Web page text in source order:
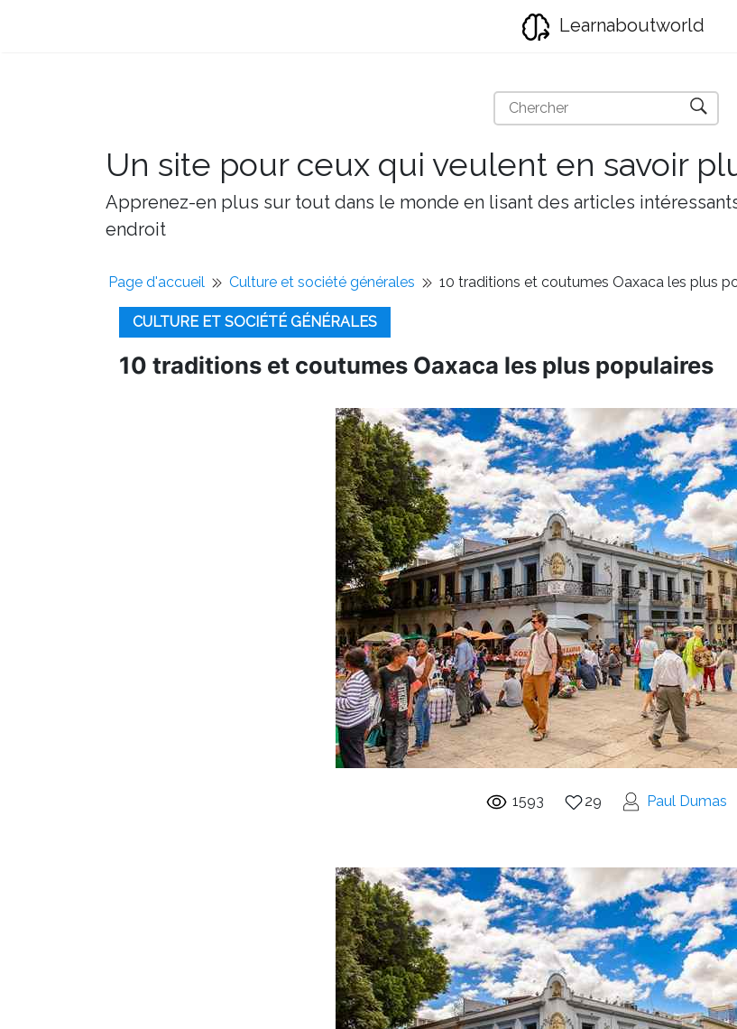
Learnaboutworld
Un site pour ceux qui veulent en savoir
Apprenez-en plus sur tout dans le monde en lisant des articles
endroit
Page d'accueil Culture et société générales 10 traditions et coutumes Oaxaca les plus
CULTURE ET SOCIÉTÉ GÉNÉRALES
10 traditions et coutumes Oaxaca les plus populaires
1593 29 Paul Dumas